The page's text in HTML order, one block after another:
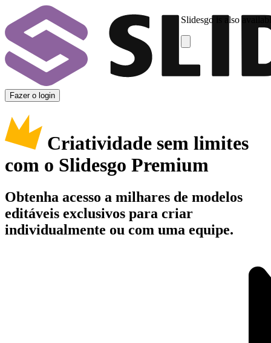
Slidesgo is also
Fazer o login
Criatividade sem limites
com o Slidesgo Premium
Obtenha acesso a milhares de modelos
editáveis exclusivos para criar
individualmente ou com uma equipe.